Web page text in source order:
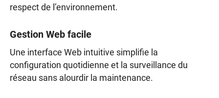
respect de l’environnement.
Gestion Web facile
Une interface Web intuitive simplifie la
configuration quotidienne et la surveillance du
réseau sans alourdir la maintenance.